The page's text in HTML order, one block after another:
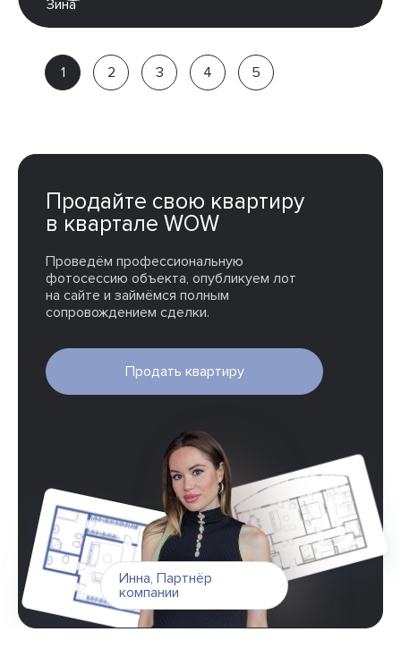
Партнёр
компании
Продайте свою квартиру
в квартале WOW
Проведём профессиональную
фотосессию объекта, опубликуем лот
на сайте и займёмся полным
сопровождением сделки.
Продать квартиру
Инна, Партнёр
компании